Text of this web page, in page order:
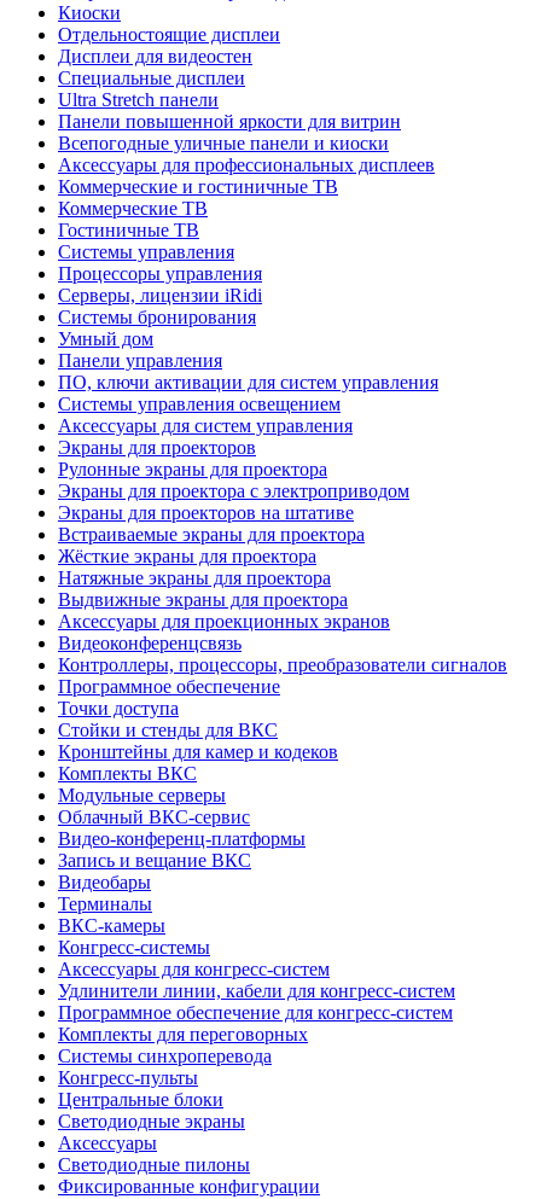
Киоски
Отдельностоящие дисплеи
Дисплеи для видеостен
Специальные дисплеи
Ultra Stretch панели
Панели повышенной яркости для витрин
Всепогодные уличные панели и киоски
Аксессуары для профессиональных дисплеев
Коммерческие и гостиничные ТВ
Коммерческие ТВ
Гостиничные ТВ
Системы управления
Процессоры управления
Серверы, лицензии iRidi
Системы бронирования
Умный дом
Панели управления
ПО, ключи активации для систем управления
Системы управления освещением
Аксессуары для систем управления
Экраны для проекторов
Рулонные экраны для проектора
Экраны для проектора с электроприводом
Экраны для проекторов на штативе
Встраиваемые экраны для проектора
Жёсткие экраны для проектора
Натяжные экраны для проектора
Выдвижные экраны для проектора
Аксессуары для проекционных экранов
Видеоконференцсвязь
Контроллеры, процессоры, преобразователи сигналов
Программное обеспечение
Точки доступа
Стойки и стенды для ВКС
Кронштейны для камер и кодеков
Комплекты ВКС
Модульные серверы
Облачный ВКС-сервис
Видео-конференц-платформы
Запись и вещание ВКС
Видеобары
Терминалы
ВКС-камеры
Конгресс-системы
Аксессуары для конгресс-систем
Удлинители линии, кабели для конгресс-систем
Программное обеспечение для конгресс-систем
Комплекты для переговорных
Системы синхроперевода
Конгресс-пульты
Центральные блоки
Светодиодные экраны
Аксессуары
Светодиодные пилоны
Фиксированные конфигурации